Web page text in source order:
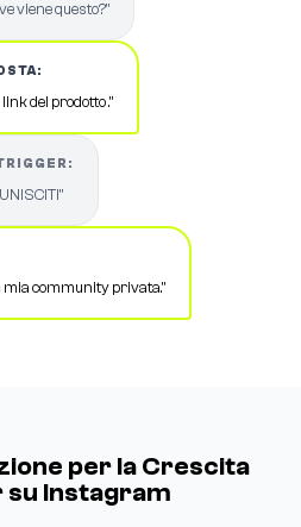
viene questo?"
link del prodotto ."
mia community privata."
per la Crescita
su Instagram